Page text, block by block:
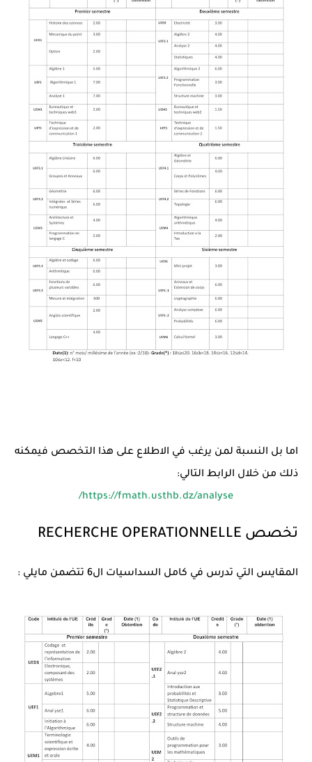
اما بل النسبة لمن يرغب في الاطلاع على هذا التخصص فيمكنه
ذلك من خلال الرابط التالي:
https://fmath.usthb.dz/analyse/
تخصص RECHERCHE OPERATIONNELLE
المقايس التي تدرس في كامل السداسيات ال6 تتضمن مايلي :